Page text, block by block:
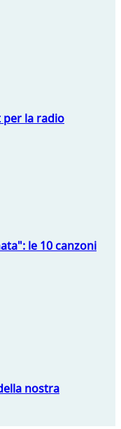
per la radio
le 10 canzoni
nostra